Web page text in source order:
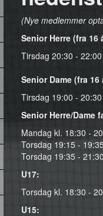
(Nye medlemmer
Senior Herre (fra 16
Tirsdag 20:30 -
Senior Dame (fra 16
Tirsdag 19:00 -
Senior Herre/
Mandag kl. 18:30 -
Torsdag 19:15 -
Torsdag 19:35 -
U17:
Torsdag kl. 18:30 -
U15: